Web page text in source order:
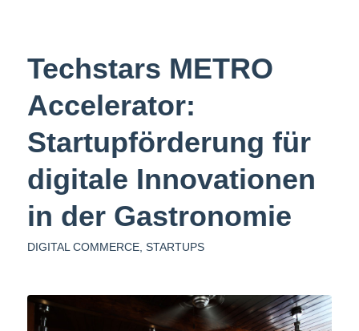
Techstars METRO
Accelerator:
Startupförderung für
digitale Innovationen
in der Gastronomie
DIGITAL COMMERCE, STARTUPS